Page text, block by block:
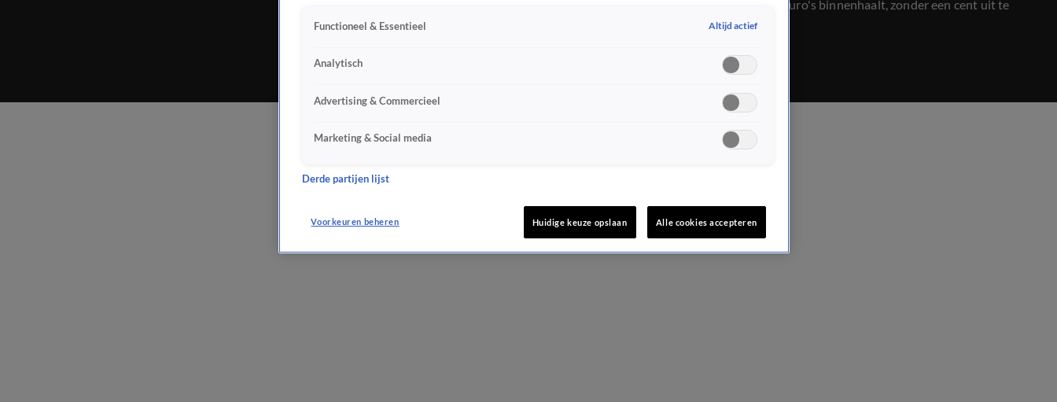
honderden euro's binnenhaalt, zonder een cent uit te
geven.
Functioneel & Essentieel Altijd actief
Analytisch
Advertising & Commercieel
Marketing & Social media
Derde partijen lijst
Voorkeuren beheren Huidige keuze opslaan Alle cookies accepteren